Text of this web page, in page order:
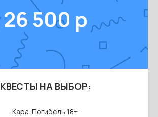
26 500 р
КВЕСТЫ НА ВЫБОР:
Кара. Погибель 18+